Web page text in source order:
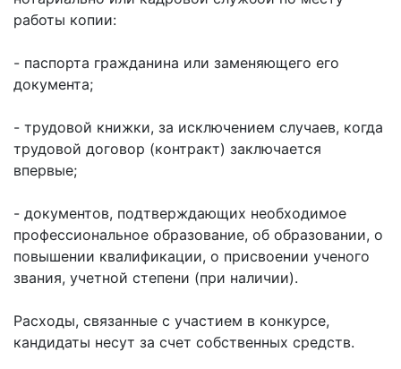
работы копии:
- паспорта гражданина или заменяющего его
документа;
- трудовой книжки, за исключением случаев, когда
трудовой договор (контракт) заключается
впервые;
- документов, подтверждающих необходимое
профессиональное образование, об образовании, о
повышении квалификации, о присвоении ученого
звания, учетной степени (при наличии).
Расходы, связанные с участием в конкурсе,
кандидаты несут за счет собственных средств.